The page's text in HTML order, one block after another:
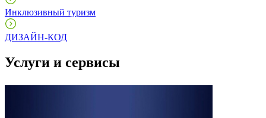
Инклюзивный туризм
ДИЗАЙН-КОД
Услуги и сервисы